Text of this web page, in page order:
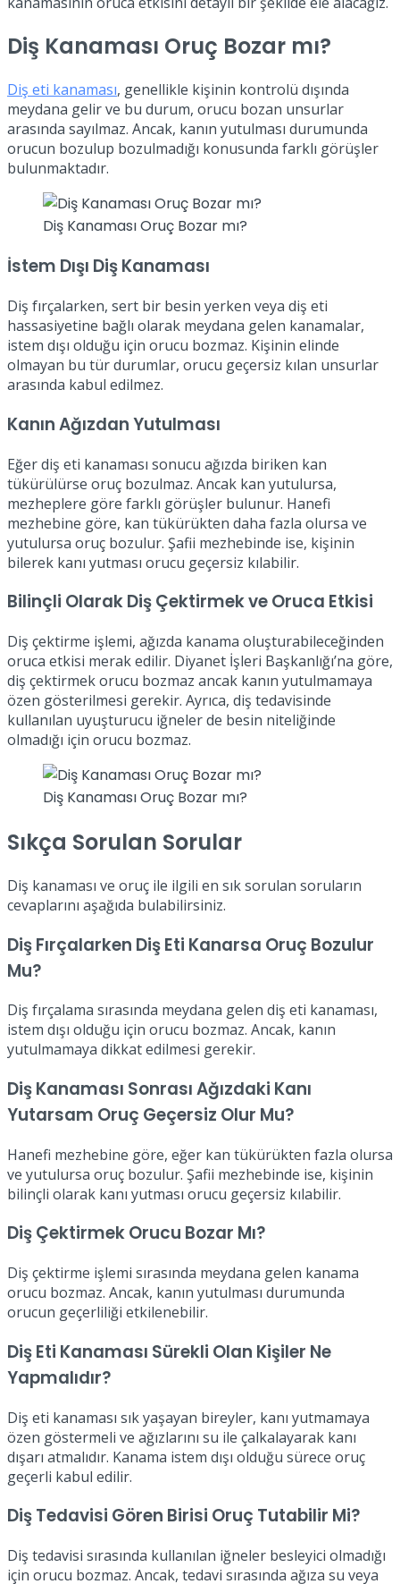
Diş Kanaması Oruç Bozar mı?
Diş eti kanaması, genellikle kişinin kontrolü dışında
meydana gelir ve bu durum, orucu bozan unsurlar
arasında sayılmaz. Ancak, kanın yutulması durumunda
orucun bozulup bozulmadığı konusunda farklı görüşler
bulunmaktadır.
Diş Kanaması Oruç Bozar mı?
İstem Dışı Diş Kanaması
Diş fırçalarken, sert bir besin yerken veya diş eti
hassasiyetine bağlı olarak meydana gelen kanamalar,
istem dışı olduğu için orucu bozmaz. Kişinin elinde
olmayan bu tür durumlar, orucu geçersiz kılan unsurlar
arasında kabul edilmez.
Kanın Ağızdan Yutulması
Eğer diş eti kanaması sonucu ağızda biriken kan
tükürülürse oruç bozulmaz. Ancak kan yutulursa,
mezheplere göre farklı görüşler bulunur. Hanefi
mezhebine göre, kan tükürükten daha fazla olursa ve
yutulursa oruç bozulur. Şafii mezhebinde ise, kişinin
bilerek kanı yutması orucu geçersiz kılabilir.
Bilinçli Olarak Diş Çektirmek ve Oruca Etkisi
Diş çektirme işlemi, ağızda kanama oluşturabileceğinden
oruca etkisi merak edilir. Diyanet İşleri Başkanlığı’na göre,
diş çektirmek orucu bozmaz ancak kanın yutulmamaya
özen gösterilmesi gerekir. Ayrıca, diş tedavisinde
kullanılan uyuşturucu iğneler de besin niteliğinde
olmadığı için orucu bozmaz.
Diş Kanaması Oruç Bozar mı?
Sıkça Sorulan Sorular
Diş kanaması ve oruç ile ilgili en sık sorulan soruların
cevaplarını aşağıda bulabilirsiniz.
Diş Fırçalarken Diş Eti Kanarsa Oruç Bozulur
Mu?
Diş fırçalama sırasında meydana gelen diş eti kanaması,
istem dışı olduğu için orucu bozmaz. Ancak, kanın
yutulmamaya dikkat edilmesi gerekir.
Diş Kanaması Sonrası Ağızdaki Kanı
Yutarsam Oruç Geçersiz Olur Mu?
Hanefi mezhebine göre, eğer kan tükürükten fazla olursa
ve yutulursa oruç bozulur. Şafii mezhebinde ise, kişinin
bilinçli olarak kanı yutması orucu geçersiz kılabilir.
Diş Çektirmek Orucu Bozar Mı?
Diş çektirme işlemi sırasında meydana gelen kanama
orucu bozmaz. Ancak, kanın yutulması durumunda
orucun geçerliliği etkilenebilir.
Diş Eti Kanaması Sürekli Olan Kişiler Ne
Yapmalıdır?
Diş eti kanaması sık yaşayan bireyler, kanı yutmamaya
özen göstermeli ve ağızlarını su ile çalkalayarak kanı
dışarı atmalıdır. Kanama istem dışı olduğu sürece oruç
geçerli kabul edilir.
Diş Tedavisi Gören Birisi Oruç Tutabilir Mi?
Diş tedavisi sırasında kullanılan iğneler besleyici olmadığı
için orucu bozmaz. Ancak, tedavi sırasında ağıza su veya